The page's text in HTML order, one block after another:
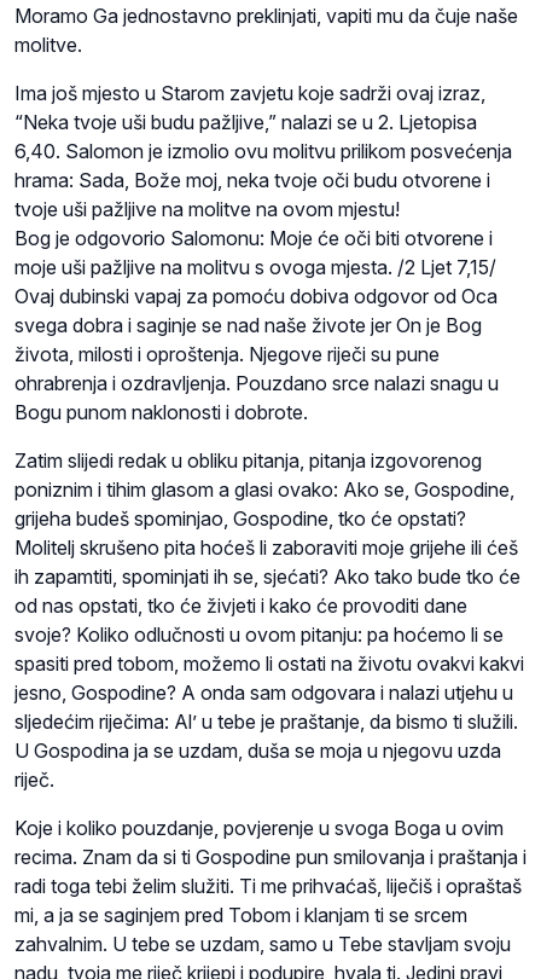
Moramo Ga jednostavno preklinjati, vapiti mu da čuje naše
molitve.
Ima još mjesto u Starom zavjetu koje sadrži ovaj izraz,
“Neka tvoje uši budu pažljive,” nalazi se u 2. Ljetopisa
6,40. Salomon je izmolio ovu molitvu prilikom posvećenja
hrama: Sada, Bože moj, neka tvoje oči budu otvorene i
tvoje uši pažljive na molitve na ovom mjestu!
Bog je odgovorio Salomonu: Moje će oči biti otvorene i
moje uši pažljive na molitvu s ovoga mjesta. /2 Ljet 7,15/
Ovaj dubinski vapaj za pomoću dobiva odgovor od Oca
svega dobra i saginje se nad naše živote jer On je Bog
života, milosti i oproštenja. Njegove riječi su pune
ohrabrenja i ozdravljenja. Pouzdano srce nalazi snagu u
Bogu punom naklonosti i dobrote.
Zatim slijedi redak u obliku pitanja, pitanja izgovorenog
poniznim i tihim glasom a glasi ovako: Ako se, Gospodine,
grijeha budeš spominjao, Gospodine, tko će opstati?
Molitelj skrušeno pita hoćeš li zaboraviti moje grijehe ili ćeš
ih zapamtiti, spominjati ih se, sjećati? Ako tako bude tko će
od nas opstati, tko će živjeti i kako će provoditi dane
svoje? Koliko odlučnosti u ovom pitanju: pa hoćemo li se
spasiti pred tobom, možemo li ostati na životu ovakvi kakvi
jesno, Gospodine? A onda sam odgovara i nalazi utjehu u
sljedećim riječima: Al’ u tebe je praštanje, da bismo ti služili.
U Gospodina ja se uzdam, duša se moja u njegovu uzda
riječ.
Koje i koliko pouzdanje, povjerenje u svoga Boga u ovim
recima. Znam da si ti Gospodine pun smilovanja i praštanja i
radi toga tebi želim služiti. Ti me prihvaćaš, liječiš i opraštaš
mi, a ja se saginjem pred Tobom i klanjam ti se srcem
zahvalnim. U tebe se uzdam, samo u Tebe stavljam svoju
nadu, tvoja me riječ krijepi i podupire, hvala ti. Jedini pravi